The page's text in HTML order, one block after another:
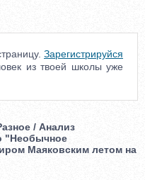
Зарегистрируйся
из твоей школы уже
/ Анализ
"Необычное
Маяковским летом на